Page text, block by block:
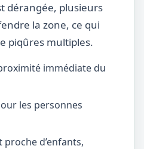
dérangée, plusieurs
la zone, ce qui
piqûres multiples.
immédiate du
les personnes
proche d’enfants,